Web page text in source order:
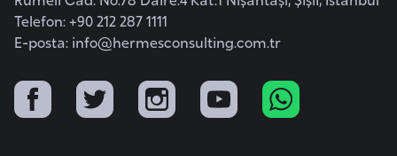
Telefon: +90 212 287 1111
E-posta: info@hermesconsulting.com.tr
t
o
y
a